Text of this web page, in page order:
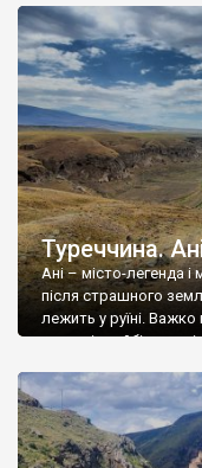
побудована під час
пов’язана з князем
Туреччина.
Ані – місто-легенда
після страшного
лежить у руїні.
одним із найбільших і
самого
[…]